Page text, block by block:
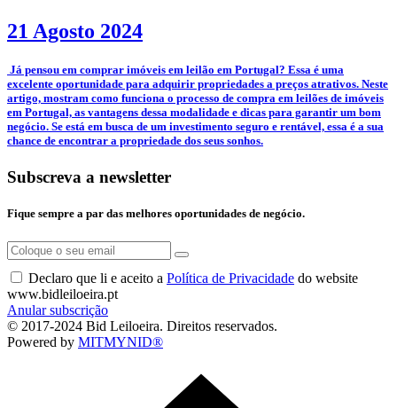
21 Agosto 2024
­ Já pensou em comprar imóveis em leilão em Portugal? Essa é uma
excelente oportunidade para adquirir propriedades a preços atrativos. Neste
artigo, mostram como funciona o processo de compra em leilões de imóveis
em Portugal, as vantagens dessa modalidade e dicas para garantir um bom
negócio. Se está em busca de um investimento seguro e rentável, essa é a sua
chance de encontrar a propriedade dos seus sonhos.
Subscreva a newsletter
Fique sempre a par das melhores oportunidades de negócio.
Declaro que li e aceito a Política de Privacidade do website
www.bidleiloeira.pt
Anular subscrição
© 2017-2024 Bid Leiloeira. Direitos reservados.
Powered by MITMYNID®